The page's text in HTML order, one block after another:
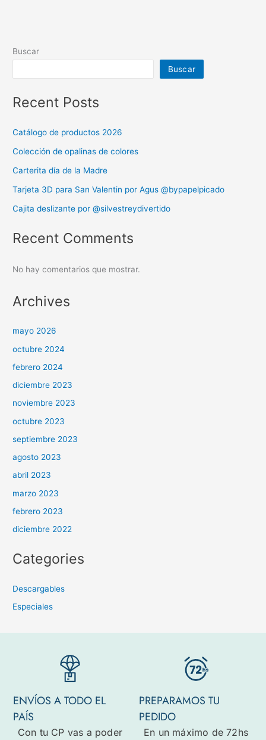
Buscar
Buscar
Recent Posts
Catálogo de productos 2026
Colección de opalinas de colores
Carterita día de la Madre
Tarjeta 3D para San Valentin por Agus @bypapelpicado
Cajita deslizante por @silvestreydivertido
Recent Comments
No hay comentarios que mostrar.
Archives
mayo 2026
octubre 2024
febrero 2024
diciembre 2023
noviembre 2023
octubre 2023
septiembre 2023
agosto 2023
abril 2023
marzo 2023
febrero 2023
diciembre 2022
Categories
Descargables
Especiales
ENVÍOS A TODO EL
PAÍS
Con tu CP vas a poder
PREPARAMOS TU
PEDIDO
En un máximo de 72hs